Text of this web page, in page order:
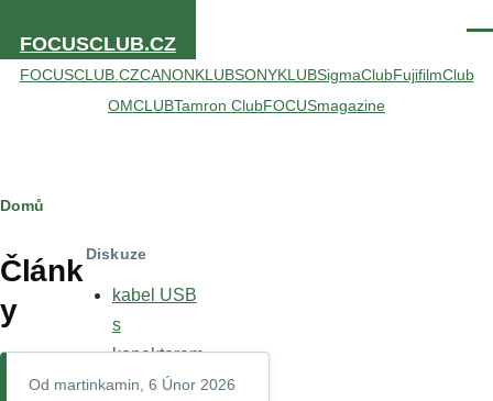
FOCUSCLUB.CZ
FOCUSCLUB.CZCANONKLUBSONYKLUBSigmaClubFujifilmClub
OMCLUBTamron ClubFOCUSmagazine
Drobečková
navigace
Domů
Článk
y
Od martinkamin , 6 Únor 2026
Diskuze
kabel USB
s
konektorem
USB mini B